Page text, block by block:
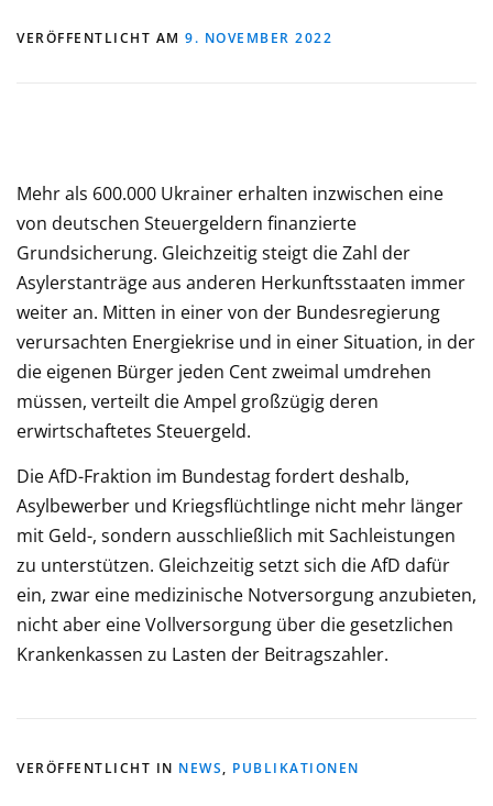
VERÖFFENTLICHT AM 9. NOVEMBER 2022
Mehr als 600.000 Ukrainer erhalten inzwischen eine
von deutschen Steuergeldern finanzierte
Grundsicherung. Gleichzeitig steigt die Zahl der
Asylerstanträge aus anderen Herkunftsstaaten immer
weiter an. Mitten in einer von der Bundesregierung
verursachten Energiekrise und in einer Situation, in der
die eigenen Bürger jeden Cent zweimal umdrehen
müssen, verteilt die Ampel großzügig deren
erwirtschaftetes Steuergeld.
Die AfD-Fraktion im Bundestag fordert deshalb,
Asylbewerber und Kriegsflüchtlinge nicht mehr länger
mit Geld-, sondern ausschließlich mit Sachleistungen
zu unterstützen. Gleichzeitig setzt sich die AfD dafür
ein, zwar eine medizinische Notversorgung anzubieten,
nicht aber eine Vollversorgung über die gesetzlichen
Krankenkassen zu Lasten der Beitragszahler.
VERÖFFENTLICHT IN NEWS, PUBLIKATIONEN